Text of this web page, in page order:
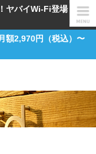
ヤバイWi-Fi登場！
額2,970円（税込）〜